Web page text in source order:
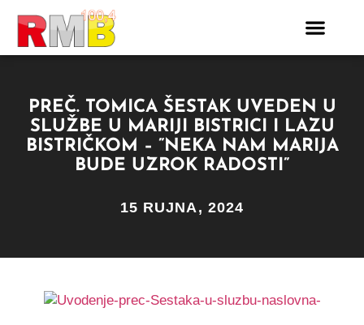
PREČ. TOMICA ŠESTAK UVEDEN U
SLUŽBE U MARIJI BISTRICI I LAZU
BISTRIČKOM – ”NEKA NAM MARIJA
BUDE UZROK RADOSTI”
15 RUJNA, 2024